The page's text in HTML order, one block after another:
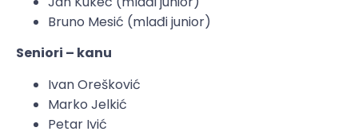
Bruno Mesić (mlađi junior)
Seniori – kanu
Ivan Orešković
Marko Jelkić
Petar Ivić